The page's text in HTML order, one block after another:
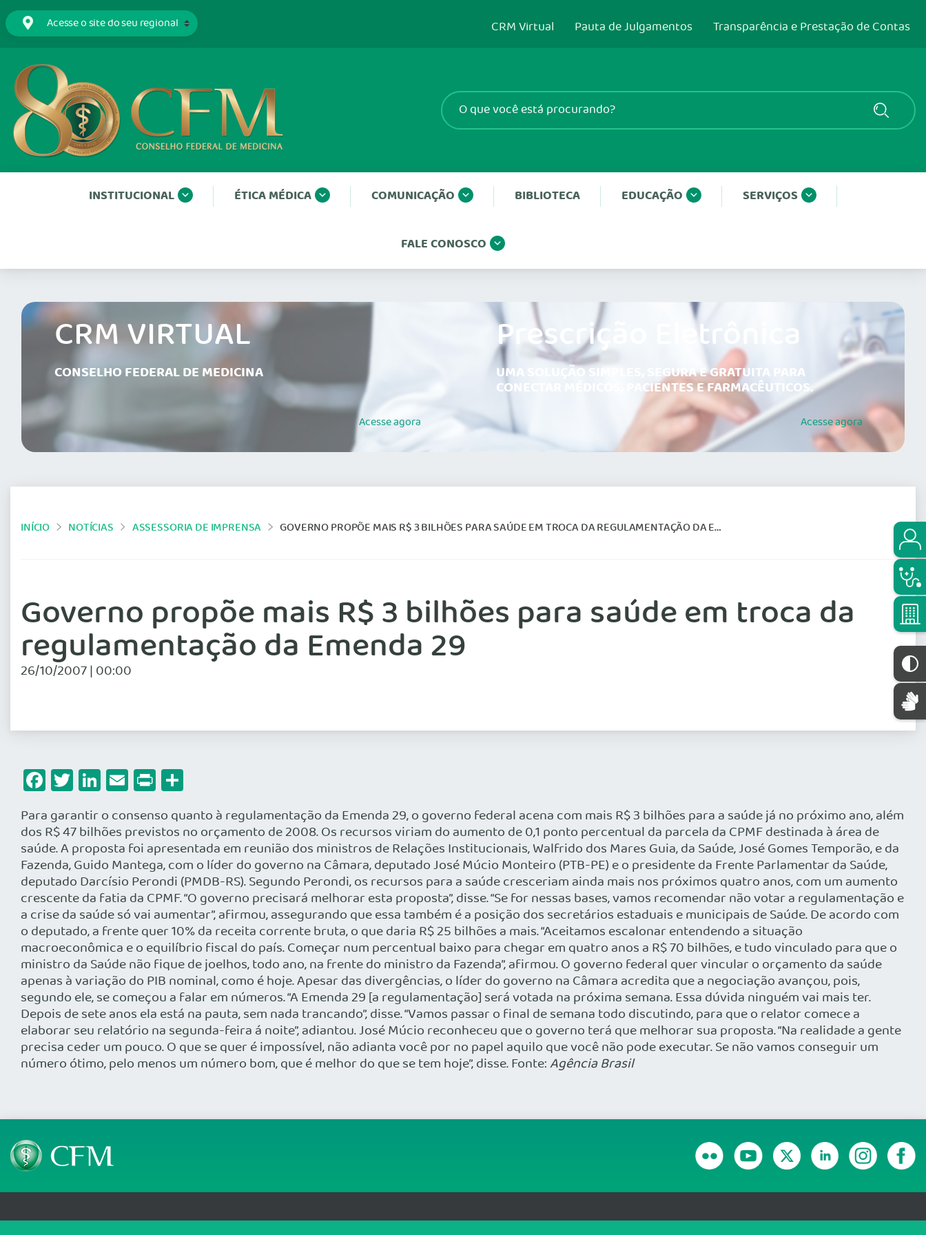
CRM Virtual Pauta de Julgamentos Transparência e Prestação de Contas
INSTITUCIONAL ÉTICA MÉDICA COMUNICAÇÃO BIBLIOTECA EDUCAÇÃO SERVIÇOS
FALE CONOSCO
CRM VIRTUAL
CONSELHO FEDERAL DE MEDICINA
Acesseagora
Prescrição Eletrônica
UMA SOLUÇÃO SIMPLES, SEGURA E GRATUITA PARA
CONECTAR MÉDICOS, PACIENTES E FARMACÊUTICOS.
Acesseagora
INÍCIO NOTÍCIAS ASSESSORIA DE IMPRENSA GOVERNO PROPÕE MAIS R$ 3 BILHÕES PARA SAÚDE EM TROCA DA REGULAMENTAÇÃO DA EMENDA 29
Governo propõe mais R$ 3 bilhões para saúde em troca da
regulamentação da Emenda 29
26/10/2007 | 00:00
Facebook
Twitter
LinkedIn
Email
Print
Para garantir o consenso quanto à regulamentação da Emenda 29, o governo federal acena com mais R$ 3 bilhões para a saúde já no próximo ano, além
dos R$ 47 bilhões previstos no orçamento de 2008. Os recursos viriam do aumento de 0,1 ponto percentual da parcela da CPMF destinada à área de
saúde. A proposta foi apresentada em reunião dos ministros de Relações Institucionais, Walfrido dos Mares Guia, da Saúde, José Gomes Temporão, e da
Fazenda, Guido Mantega, com o líder do governo na Câmara, deputado José Múcio Monteiro (PTB-PE) e o presidente da Frente Parlamentar da Saúde,
deputado Darcísio Perondi (PMDB-RS). Segundo Perondi, os recursos para a saúde cresceriam ainda mais nos próximos quatro anos, com um aumento
crescente da fatia da CPMF. “O governo precisará melhorar esta proposta”, disse. “Se for nessas bases, vamos recomendar não votar a regulamentação e
a crise da saúde só vai aumentar”, afirmou, assegurando que essa também é a posição dos secretários estaduais e municipais de Saúde. De acordo com
o deputado, a frente quer 10% da receita corrente bruta, o que daria R$ 25 bilhões a mais. “Aceitamos escalonar entendendo a situação
macroeconômica e o equilíbrio fiscal do país. Começar num percentual baixo para chegar em quatro anos a R$ 70 bilhões, e tudo vinculado para que o
ministro da Saúde não fique de joelhos, todo ano, na frente do ministro da Fazenda”, afirmou. O governo federal quer vincular o orçamento da saúde
apenas à variação do PIB nominal, como é hoje. Apesar das divergências, o líder do governo na Câmara acredita que a negociação avançou, pois,
segundo ele, se começou a falar em números. “A Emenda 29 [a regulamentação] será votada na próxima semana. Essa dúvida ninguém vai mais ter.
Depois de sete anos ela está na pauta, sem nada trancando”, disse. “Vamos passar o final de semana todo discutindo, para que o relator comece a
elaborar seu relatório na segunda-feira á noite”, adiantou. José Múcio reconheceu que o governo terá que melhorar sua proposta. “Na realidade a gente
precisa ceder um pouco. O que se quer é impossível, não adianta você por no papel aquilo que você não pode executar. Se não vamos conseguir um
número ótimo, pelo menos um número bom, que é melhor do que se tem hoje”, disse. Fonte:Agência Brasil